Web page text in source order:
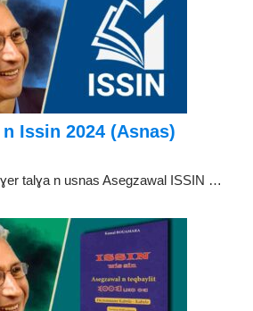
Issin 2024 (Asnas)
talɣa n usnas Asegzawal ISSIN …